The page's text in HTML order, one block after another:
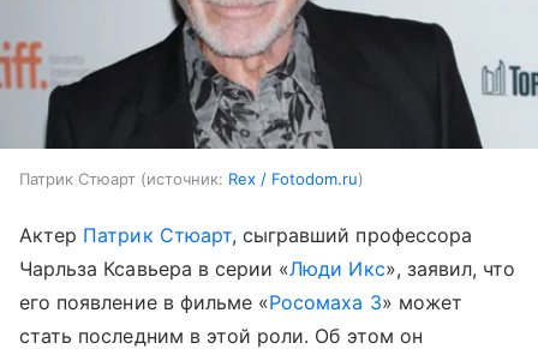
Патрик Стюарт источник: Rex / Fotodom.ru
Актер Патрик Стюарт, сыгравший профессора
Чарльза Ксавьера в серии «Люди Икс», заявил, что
его появление в фильме «Росомаха 3» может
стать последним в этой роли. Об этом он